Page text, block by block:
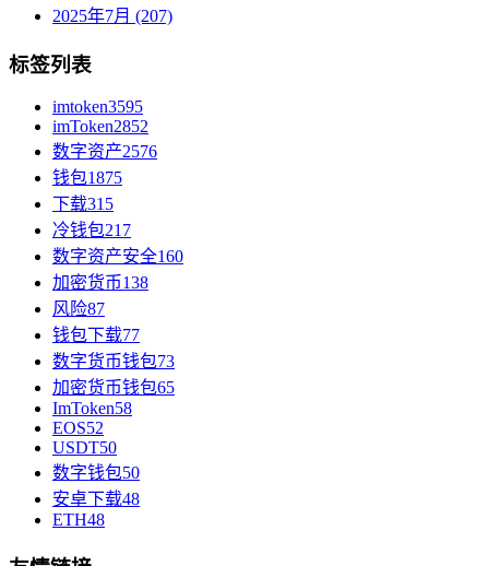
2025年7月 (207)
标签列表
imtoken3595
imToken2852
数字资产2576
钱包1875
下载315
冷钱包217
数字资产安全160
加密货币138
风险87
钱包下载77
数字货币钱包73
加密货币钱包65
ImToken58
EOS52
USDT50
数字钱包50
安卓下载48
ETH48